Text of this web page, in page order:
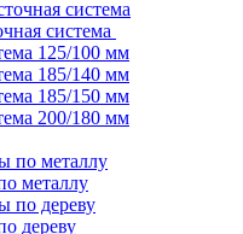
система
125/100 мм
185/140 мм
185/150 мм
200/180 мм
металлу
дереву